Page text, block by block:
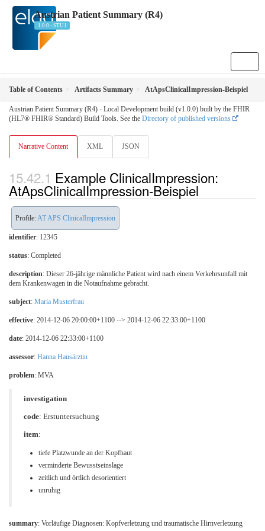
Austrian Patient Summary (R4)
1.0.0 - STU1
Table of Contents Artifacts Summary AtApsClinicalImpression-Beispiel
Austrian Patient Summary (R4) - Local Development build (v1.0.0) built by the FHIR
(HL7® FHIR® Standard) Build Tools. See the Directory of published versions
Narrative Content XML JSON
Example ClinicalImpression:
AtApsClinicalImpression-Beispiel
Profile:AT APS ClinicalImpression
identifier: 12345
status: Completed
description: Dieser 26-jährige männliche Patient wird nach einem Verkehrsunfall mit
dem Krankenwagen in die Notaufnahme gebracht.
subject: Maria Musterfrau
effective: 2014-12-06 20:00:00+1100 --> 2014-12-06 22:33:00+1100
date: 2014-12-06 22:33:00+1100
assessor: Hanna Hausärztin
problem: MVA
investigation
code: Erstuntersuchung
item:
tiefe Platzwunde an der Kopfhaut
verminderte Bewusstseinslage
zeitlich und örtlich desorientiert
unruhig
summary: Vorläufige Diagnosen: Kopfverletzung und traumatische Hirnverletzung